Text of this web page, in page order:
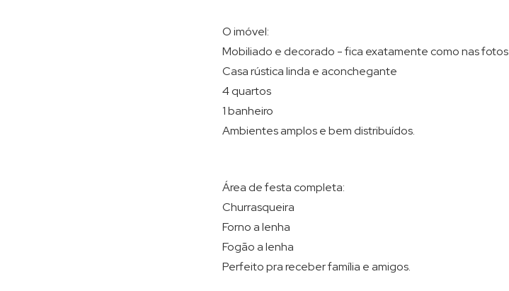
O imóvel:
Mobiliado e decorado - fica exatamente como nas fotos
Casa rústica linda e aconchegante
4 quartos
1 banheiro
Ambientes amplos e bem distribuídos.
Área de festa completa:
Churrasqueira
Forno a lenha
Fogão a lenha
Perfeito pra receber família e amigos.